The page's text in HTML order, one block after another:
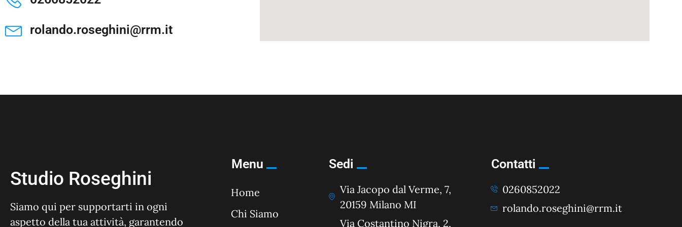
rolando.roseghini@rrm.it
Studio Roseghini
Siamo qui per supportarti in ogni
aspetto della tua attività, garantendo
Menu
Home
Chi Siamo
Sedi
Via Jacopo dal Verme, 7,
20159 Milano MI
Via Costantino Nigra, 2,
Contatti
0260852022
rolando.roseghini@rrm.it